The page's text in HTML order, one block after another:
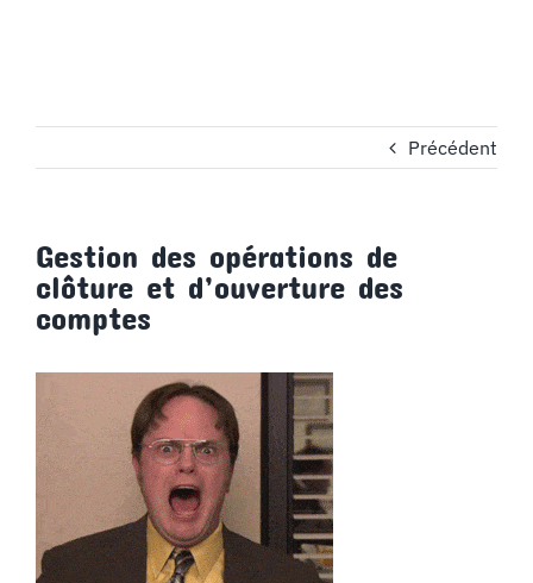
Précédent
Gestion des opérations de
clôture et d’ouverture des
comptes